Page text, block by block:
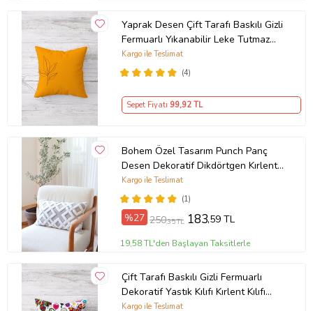
Yaprak Desen Çift Tarafı Baskılı Gizli
Fermuarlı Yıkanabilir Leke Tutmaz
Dekoratif Kırlent Kılıfı (Turuncu)
(4)
Kargo ile Teslimat
Sepet Fiyatı 99,92 TL
Bohem Özel Tasarım Punch Panç
Desen Dekoratif Dikdörtgen Kırlent
Kılıfı 28x50 cm Mila Gri
(1)
Kargo ile Teslimat
%27 250,35 TL 183,59 TL
19,58 TL'den Başlayan Taksitlerle
Çift Tarafı Baskılı Gizli Fermuarlı
Dekoratif Yastık Kılıfı Kırlent Kılıfı
Koltuk Yastık Kılıfı (Çok Renkli)
Kargo ile Teslimat